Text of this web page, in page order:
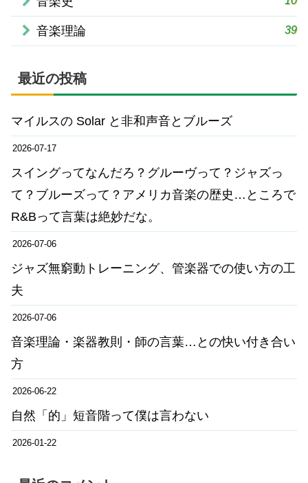
音楽理論 39
最近の投稿
マイルスの Solar と非和声音とブルーズ
2026-07-17
スイングってなんだろ？グルーヴって？ジャズっ
て？ブルーズって？アメリカ音楽の歴史…ところで
R&Bって言葉は絶妙だな。
2026-07-06
ジャズ無窮動トレーニング、管楽器での使い方の工
夫
2026-07-06
音楽理論・楽器教則・師の言葉…との快い付き合い
方
2026-06-22
自然「的」短音階って僕は言わない
2026-01-22